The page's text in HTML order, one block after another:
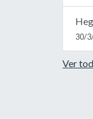
30/
Ver